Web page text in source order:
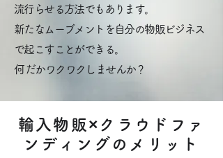
流行らせる方法でもあります。
新たなムーブメントを自分の物販ビジネス
で起こすことができる。
​何だかワクワクしませんか？
輸入物販×クラウドファ
ンディングのメリット